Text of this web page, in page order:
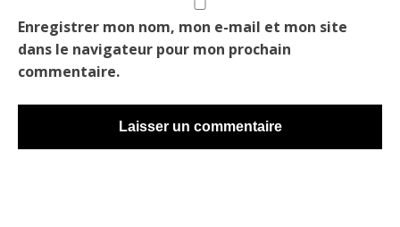
Enregistrer mon nom, mon e-mail et mon site
dans le navigateur pour mon prochain
commentaire.